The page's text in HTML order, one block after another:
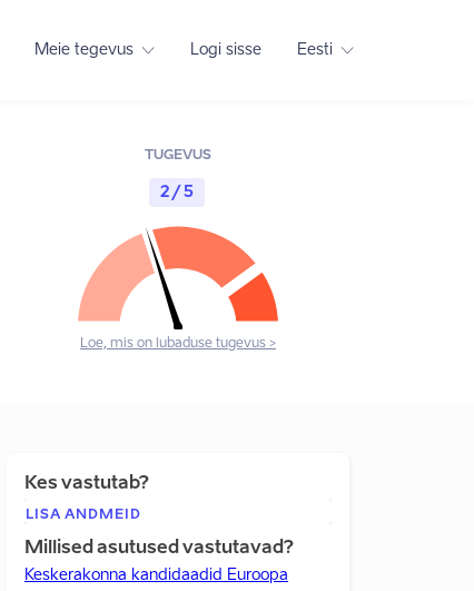
Meie tegevus Logi sisse Eesti
TUGEVUS
2 / 5
Loe, mis on lubaduse tugevus >
Kes vastutab?
LISA ANDMEID
Millised asutused vastutavad?
Keskerakonna kandidaadid Euroopa